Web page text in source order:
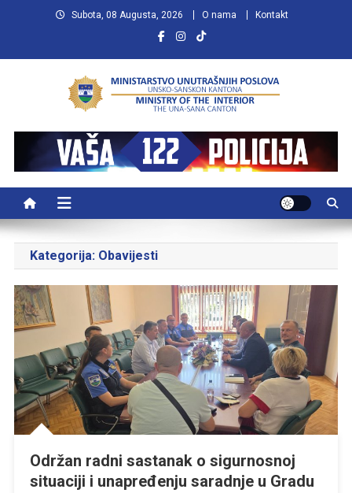
Subota, 08 Augusta, 2026 O nama Kontakt
MUP USK
Kategorija: Obavijesti
Održan radni sastanak o sigurnosnoj
situaciji i unapređenju saradnje u Gradu